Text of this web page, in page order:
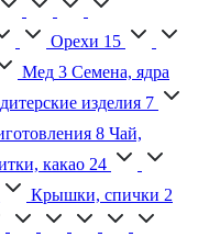
Орехи 15
Мед 3 Семена, ядра
изделия 7
8 Чай,
какао 24
Крышки, спички 2